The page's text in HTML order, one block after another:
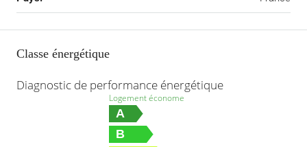
Classe énergétique
Diagnostic de performance énergétique
Logement économe
A
B